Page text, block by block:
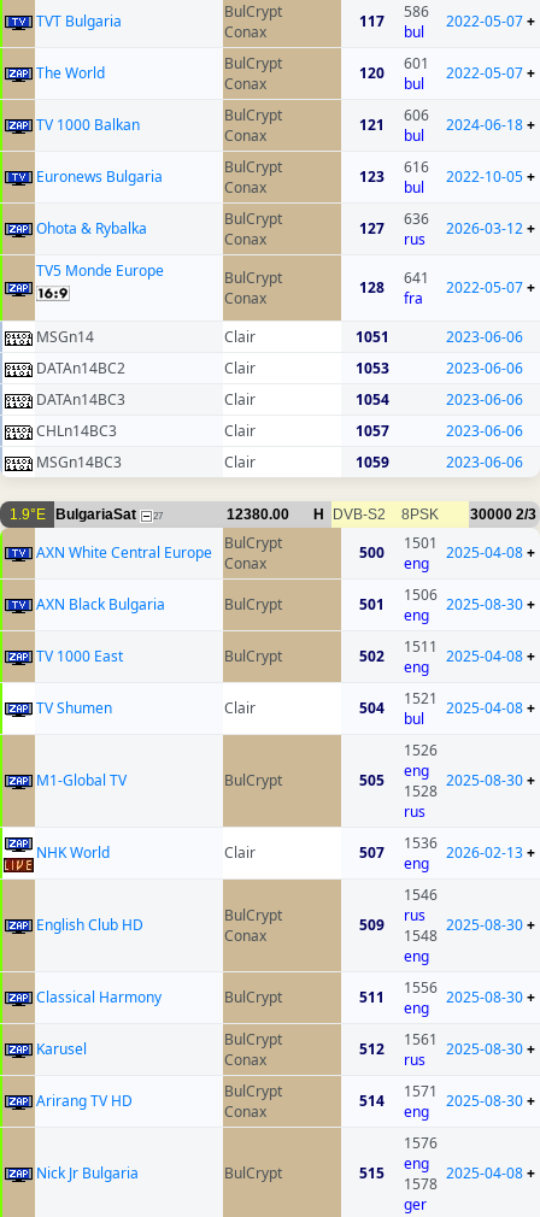
TVT Bulgaria
BulCrypt
Conax
117
586
bul
2022-05-07+
The World
BulCrypt
Conax
120
601
bul
2022-05-07+
TV 1000 Balkan
BulCrypt
Conax
121
606
bul
2024-06-18+
Euronews Bulgaria
BulCrypt
Conax
123
616
bul
2022-10-05+
Ohota & Rybalka
BulCrypt
Conax
127
636
rus
2026-03-12+
TV5 Monde Europe
BulCrypt
Conax
128
641
fra
2022-05-07+
MSGn14 Clair 1051
2023-06-06
DATAn14BC2
Clair 1053
2023-06-06
DATAn14BC3
Clair 1054
2023-06-06
CHLn14BC3
Clair 1057
2023-06-06
MSGn14BC3
Clair 1059 2023-06-06
1.9°E BulgariaSat 27 12380.00 H DVB-S2 8PSK 30000 2/3
AXN White Central Europe
BulCrypt
Conax
500
1501
eng
2025-04-08+
AXN Black Bulgaria BulCrypt 501
1506
eng
2025-08-30+
TV 1000 East BulCrypt 502
1511
eng
2025-04-08+
TV Shumen Clair 504
1521
bul
2025-04-08+
M1-Global TV BulCrypt 505
1526
eng
1528
rus
2025-08-30+
NHK World Clair 507
1536
eng
2026-02-13+
English Club HD
BulCrypt
Conax
509
1546
rus
1548
eng
2025-08-30+
Classical Harmony BulCrypt 511
1556
eng
2025-08-30+
Karusel
BulCrypt
Conax
512
1561
rus
2025-08-30+
Arirang TV HD
BulCrypt
Conax
514
1571
eng
2025-08-30+
Nick Jr Bulgaria BulCrypt 515
1576
eng
1578
ger
2025-04-08+